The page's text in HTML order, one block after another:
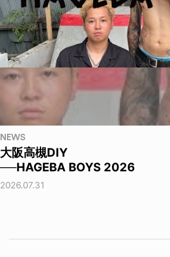
NEWS
大阪高槻DIY
──HAGEBA BOYS 2026
2026.07.31